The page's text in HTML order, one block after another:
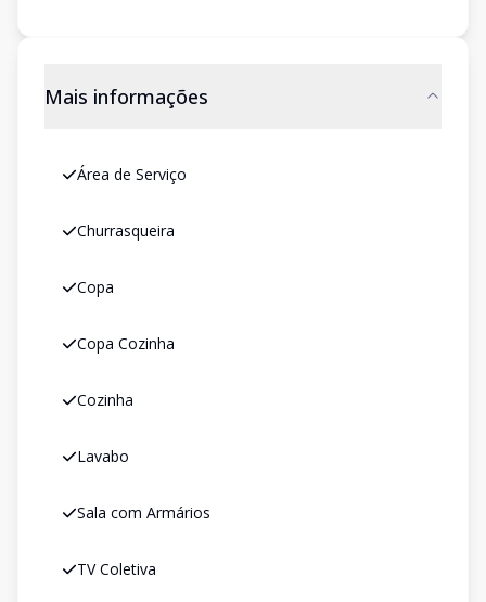
Mais informações
Área de Serviço
Churrasqueira
Copa
Copa Cozinha
Cozinha
Lavabo
Sala com Armários
TV Coletiva